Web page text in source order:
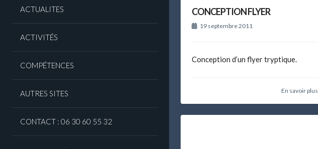
ACTUALITES
ACTIVITÉS
COMPÉTENCES
AUTRES SITES
CONTACT : 06 30 60 55 32
CONCEPTION FLYER
19 septembre 2011
Conception d’un flyer tryptique.
En savoir plus